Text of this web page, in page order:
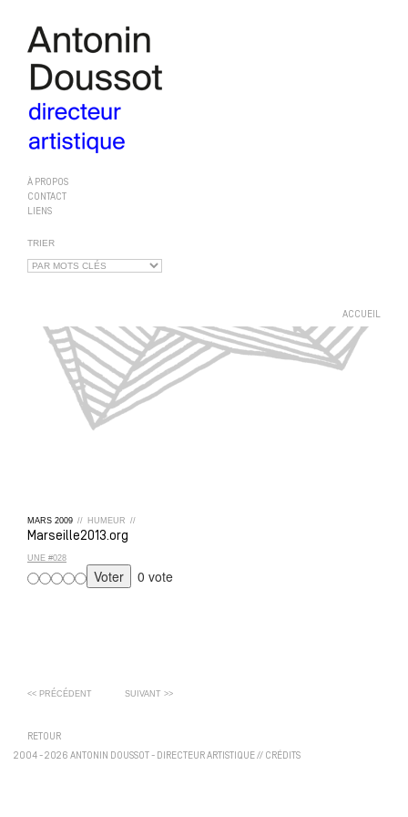
À PROPOS
CONTACT
LIENS
TRIER
ACCUEIL
MARS 2009 // HUMEUR //
Marseille2013.org
UNE #028
0 vote
<< PRÉCÉDENT SUIVANT >>
RETOUR
2004 - 2026 ANTONIN DOUSSOT - DIRECTEUR ARTISTIQUE// CRÉDITS